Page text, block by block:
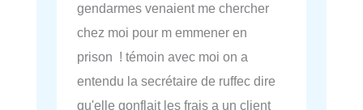
gendarmes venaient me chercher
chez moi pour m emmener en
prison ! témoin avec moi on a
entendu la secrétaire de ruffec dire
qu'elle gonflait les frais a un client